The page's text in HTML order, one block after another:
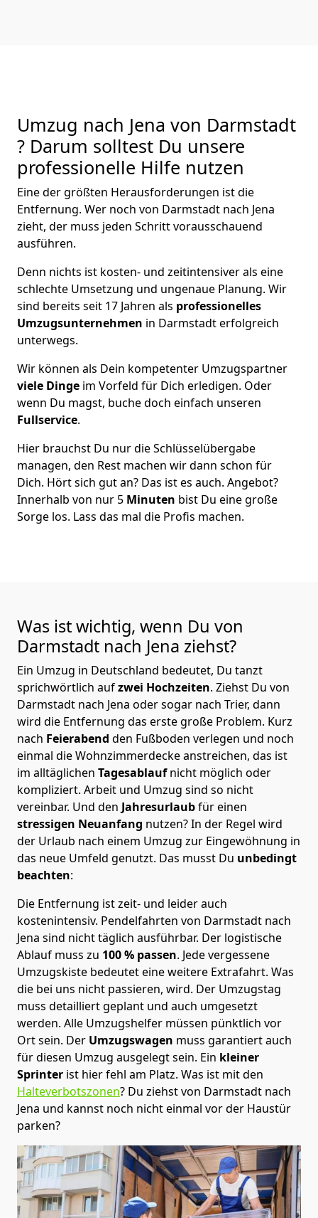
Umzug nach Jena von Darmstadt
? Darum solltest Du unsere
professionelle Hilfe nutzen
Eine der größten Herausforderungen ist die
Entfernung. Wer noch von Darmstadt nach Jena
zieht, der muss jeden Schritt vorausschauend
ausführen.
Denn nichts ist kosten- und zeitintensiver als eine
schlechte Umsetzung und ungenaue Planung. Wir
sind bereits seit 17 Jahren als professionelles
Umzugsunternehmen in Darmstadt erfolgreich
unterwegs.
Wir können als Dein kompetenter Umzugspartner
viele Dinge im Vorfeld für Dich erledigen. Oder
wenn Du magst, buche doch einfach unseren
Fullservice.
Hier brauchst Du nur die Schlüsselübergabe
managen, den Rest machen wir dann schon für
Dich. Hört sich gut an? Das ist es auch. Angebot?
Innerhalb von nur 5 Minuten bist Du eine große
Sorge los. Lass das mal die Profis machen.
Was ist wichtig, wenn Du von
Darmstadt nach Jena ziehst?
Ein Umzug in Deutschland bedeutet, Du tanzt
sprichwörtlich aufzwei Hochzeiten. Ziehst Du von
Darmstadt nach Jena oder sogar nach Trier, dann
wird die Entfernung das erste große Problem. Kurz
nach Feierabend den Fußboden verlegen und noch
einmal die Wohnzimmerdecke anstreichen, das ist
im alltäglichen Tagesablaufnicht möglich oder
kompliziert. Arbeit und Umzug sind so nicht
vereinbar. Und den Jahresurlaubfür einen
stressigen Neuanfang nutzen? In der Regel wird
der Urlaub nach einem Umzug zur Eingewöhnung in
das neue Umfeld genutzt. Das musst Du unbedingt
beachten:
Die Entfernung ist zeit- und leider auch
kostenintensiv. Pendelfahrten von Darmstadt nach
Jena sind nicht täglich ausführbar. Der logistische
Ablauf muss zu 100 % passen. Jede vergessene
Umzugskiste bedeutet eine weitere Extrafahrt. Was
die bei uns nicht passieren, wird. Der Umzugstag
muss detailliert geplant und auch umgesetzt
werden. Alle Umzugshelfer müssen pünktlich vor
Ort sein. Der Umzugswagen muss garantiert auch
für diesen Umzug ausgelegt sein. Ein kleiner
Sprinter ist hier fehl am Platz. Was ist mit den
Halteverbotszonen? Du ziehst von Darmstadt nach
Jena und kannst noch nicht einmal vor der Haustür
parken?